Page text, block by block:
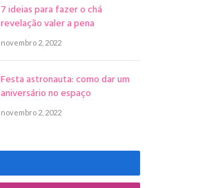
7 ideias para fazer o chá
revelação valer a pena
novembro 2, 2022
Festa astronauta: como dar um
aniversário no espaço
novembro 2, 2022